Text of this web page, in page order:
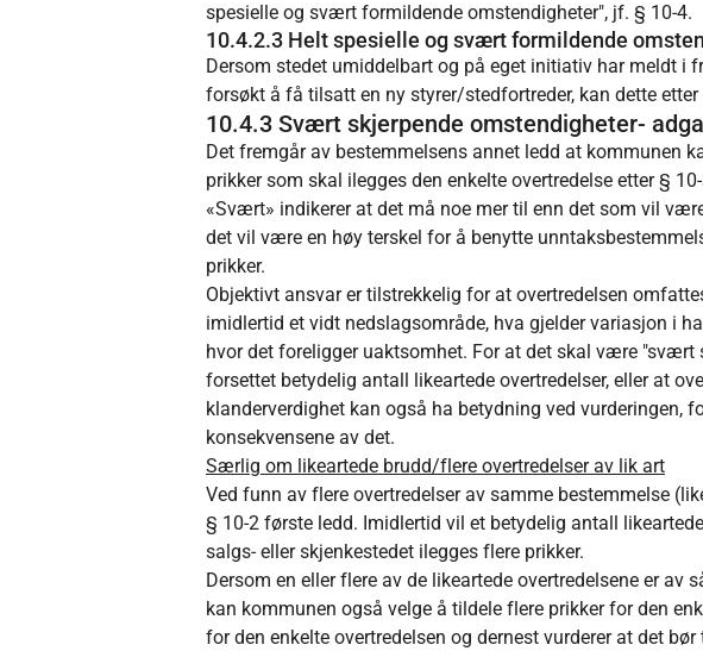
spesielle og svært formildende omstendigheter", jf. § 10-4.
10.4.2.3 Helt spesielle og svært formildende
Dersom stedet umiddelbart og på eget initiativ har meldt i
forsøkt å få tilsatt en ny styrer/stedfortreder, kan dette
10.4.3 Svært skjerpende omstendigheter-
Det fremgår av bestemmelsens annet ledd at kommunen
prikker som skal ilegges den enkelte overtredelse etter §
«Svært» indikerer at det må noe mer til enn det som vil
det vil være en høy terskel for å benytte
prikker.
Objektivt ansvar er tilstrekkelig for at overtredelsen
imidlertid et vidt nedslagsområde, hva gjelder variasjon i
hvor det foreligger uaktsomhet. For at det skal være
forsettet betydelig antall likeartede overtredelser, eller at
klanderverdighet kan også ha betydning ved vurderingen,
konsekvensene av det.
Særlig om likeartede brudd/flere overtredelser av lik art
Ved funn av flere overtredelser av samme bestemmelse
§ 10-2 første ledd. Imidlertid vil et betydelig antall
salgs- eller skjenkestedet ilegges flere prikker.
Dersom en eller flere av de likeartede overtredelsene er
kan kommunen også velge å tildele flere prikker for den
for den enkelte overtredelsen og dernest vurderer at det